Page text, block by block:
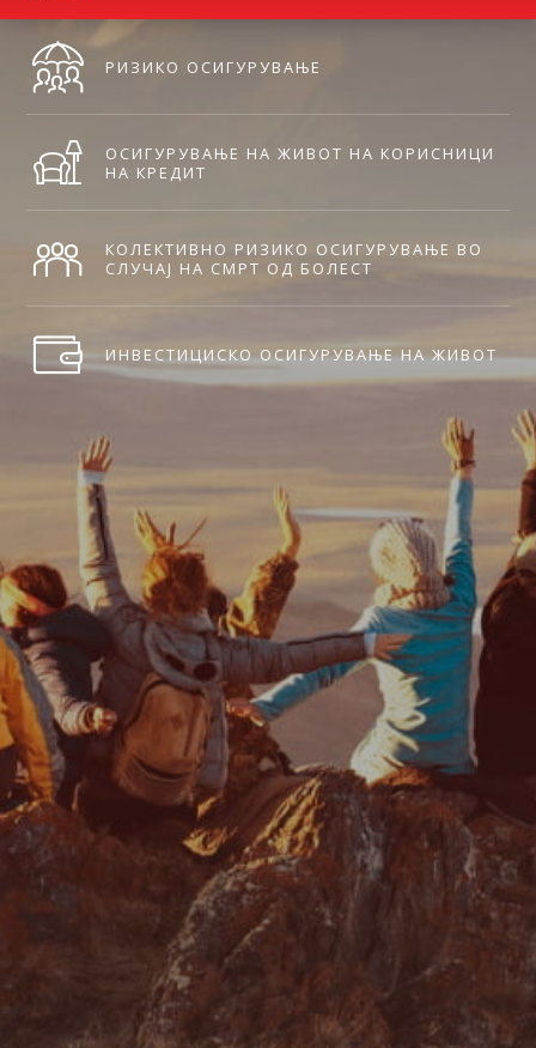
РИЗИКО ОСИГУРУВАЊЕ
ОСИГУРУВАЊЕ НА ЖИВОТ НА КОРИСНИЦИ
НА КРЕДИТ
КОЛЕКТИВНО РИЗИКО ОСИГУРУВАЊЕ ВО
СЛУЧАЈ НА СМРТ ОД БОЛЕСТ
ИНВЕСТИЦИСКО ОСИГУРУВАЊЕ НА ЖИВОТ